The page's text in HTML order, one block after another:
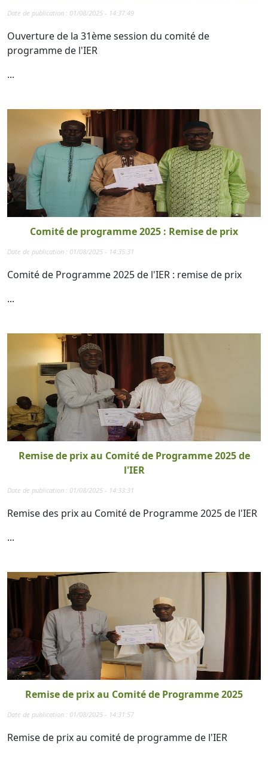
Date de publication : 01/08/2025 - 14:37:49
Ouverture de la 31ème session du comité de
programme de l'IER
...
Comité de programme 2025 : Remise de prix
Date de publication : 01/08/2025 - 14:35:31
Comité de Programme 2025 de l'IER : remise de prix
...
Remise de prix au Comité de Programme 2025 de
l'IER
Date de publication : 01/08/2025 - 14:33:31
Remise des prix au Comité de Programme 2025 de l'IER
...
Remise de prix au Comité de Programme 2025
Date de publication : 01/08/2025 - 14:31:57
Remise de prix au comité de programme de l'IER